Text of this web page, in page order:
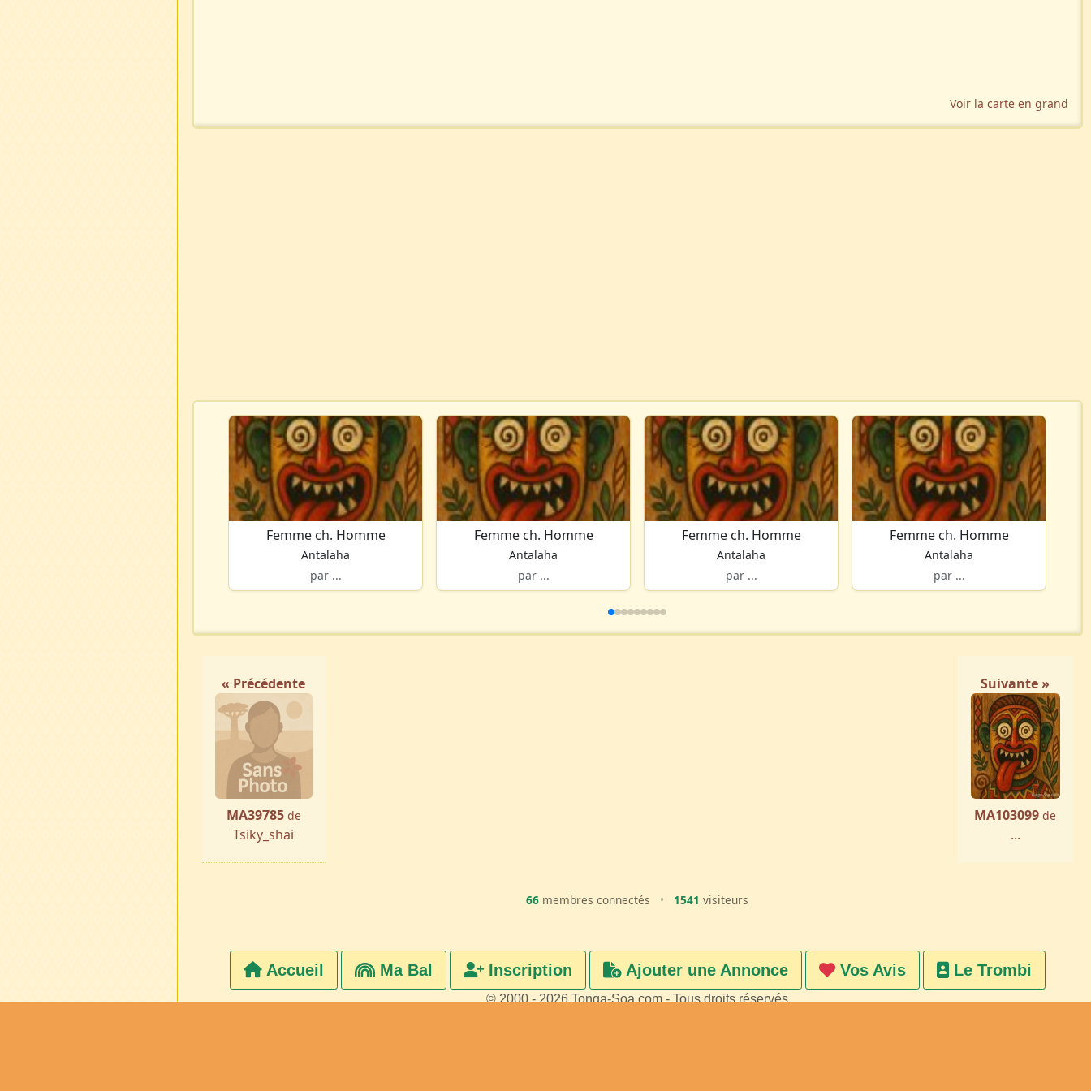
Voir la carte en grand
Femme ch. Homme
Antalaha
par ...
Femme ch. Homme
Antalaha
par ...
Femme ch. Homme
Antalaha
par ...
Femme ch. Homme
Antalaha
par ...
« Précédente
MA39785 de
Tsiky_shai
Suivante »
MA103099 de
...
66 membres connectés • 1541 visiteurs
Accueil Ma Bal Inscription Ajouter une Annonce Vos Avis Le Trombi
© 2000 - 2026 Tonga-Soa.com - Tous droits réservés